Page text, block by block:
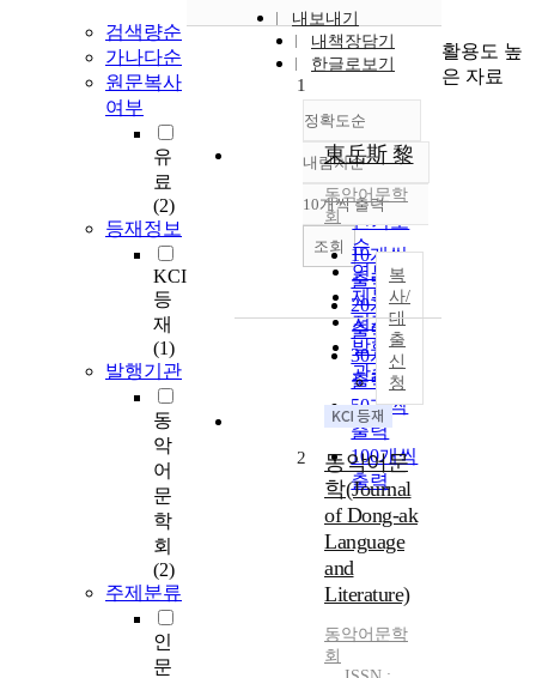
검색량순
가나다순
원문복사
여부
유
료
(2)
등재정보
KCI
등
재
(1)
발행기관
동
악
어
문
학
회
(2)
주제분류
인
문
내보내기
내책장담기
한글로보기
정확도순
정확도
순
인기도
순
연도순
제목순
저자순
발행기
관순
내림차순
내림차순
10개씩 출력
10개씩
출력
20개씩
출력
30개씩
출력
50개씩
출력
100개씩
출력
조회
1
東岳斯 黎
동악어문학
회
복
사/
대
출
신
청
2
동악어문
학(Journal
of Dong-ak
Language
and
Literature)
동악어문학
회
활용도 높
은 자료